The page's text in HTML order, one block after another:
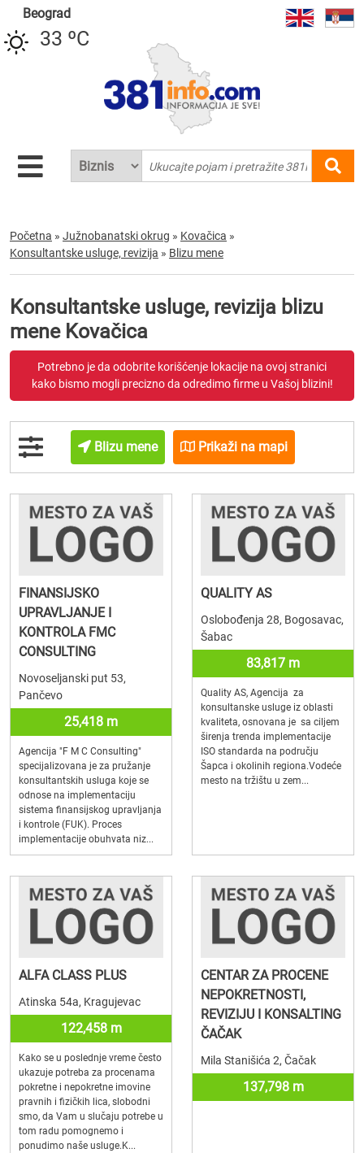
Beograd
33 ºC
Početna » Južnobanatski okrug » Kovačica »
Konsultantske usluge, revizija » Blizu mene
Konsultantske usluge, revizija blizu
mene Kovačica
Potrebno je da odobrite korišćenje lokacije na ovoj stranici
kako bismo mogli precizno da odredimo firme u Vašoj blizini!
Blizu mene Prikaži na mapi
FINANSIJSKO
UPRAVLJANJE I
KONTROLA FMC
CONSULTING
Novoseljanski put 53,
Pančevo
25,418 m
Agencija "F M C Consulting"
specijalizovana je za pružanje
konsultantskih usluga koje se
odnose na implementaciju
sistema finansijskog upravljanja
i kontrole (FUK). Proces
implementacije obuhvata niz...
QUALITY AS
Oslobođenja 28, Bogosavac,
Šabac
83,817 m
Quality AS, Agencija za
konsultanske usluge iz oblasti
kvaliteta, osnovana je sa ciljem
širenja trenda implementacije
ISO standarda na području
Šapca i okolinih regiona.Vodeće
mesto na tržištu u zem...
ALFA CLASS PLUS
Atinska 54a, Kragujevac
122,458 m
Kako se u poslednje vreme često
ukazuje potreba za procenama
pokretne i nepokretne imovine
pravnih i fizičkih lica, slobodni
smo, da Vam u slučaju potrebe u
tom radu pomognemo i
ponudimo naše usluge.K...
CENTAR ZA PROCENE
NEPOKRETNOSTI,
REVIZIJU I KONSALTING
ČAČAK
Mila Stanišića 2, Čačak
137,798 m